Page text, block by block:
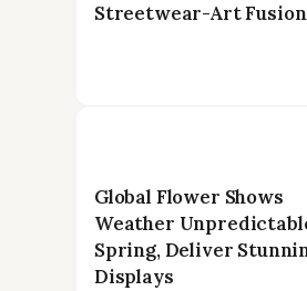
Streetwear-Art Fusion
Global Flower Shows
Weather
Spring, Deliver
Displays